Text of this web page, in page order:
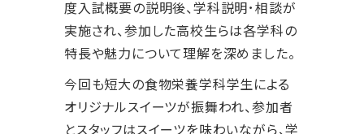
度入試概要の説明後、学科説明･相談が
実施され、参加した高校生らは各学科の
特長や魅力について理解を深めました。
今回も短大の食物栄養学科学生による
オリジナルスイーツが振舞われ、参加者
とスタッフはスイーツを味わいながら、学